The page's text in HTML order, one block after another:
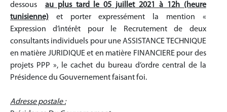
dessous
au plus tard le 05 juillet 2021 à 12h (heure
tunisienne)
et porter expressément la mention «
Expression d’intérêt pour le Recrutement de deux
consultants individuels pour une ASSISTANCE TECHNIQUE
en matière JURIDIQUE et en matière FINANCIERE pour des
projets PPP », le cachet du bureau d’ordre central de la
Présidence du Gouvernement faisant foi.
Adresse postale :